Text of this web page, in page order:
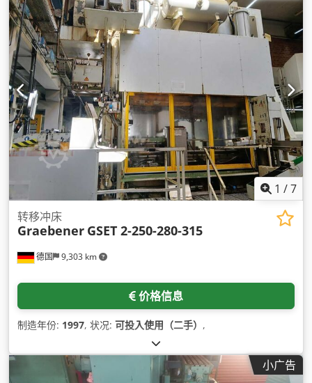
1 /7
德国 9,303 km
转移冲床
Graebener GSET 2-250-280-315
价格信息
制造年份: 1997, 状况: 可投入使用（二手） ,
小广告